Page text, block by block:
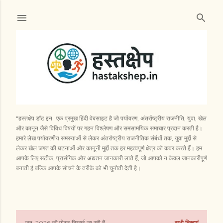
"हस्तक्षेप डॉट इन" एक प्रमुख हिंदी वेबसाइट है जो पर्यावरण, अंतर्राष्ट्रीय राजनीति, युवा, खेल
और कानून जैसे विविध विषयों पर गहन विश्लेषण और समसामयिक समाचार प्रदान करती है।
हमारे लेख पर्यावरणीय समस्याओं से लेकर अंतर्राष्ट्रीय राजनीतिक संबंधों तक, युवा मुद्दों से
लेकर खेल जगत की घटनाओं और कानूनी मुद्दों तक हर महत्वपूर्ण क्षेत्र को कवर करते हैं। हम
आपके लिए सटीक, प्रासंगिक और अद्यतन जानकारी लाते हैं, जो आपको न केवल जानकारीपूर्ण
बनाती है बल्कि आपके सोचने के तरीके को भी चुनौती देती है।